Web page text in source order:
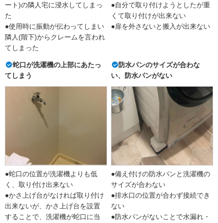
ート)の隣人宅に浸水してしまっ
た
●使用時に振動が伝わってしまい
隣人(階下)からクレームを言われ
てしまった
●自分で取り付けようとしたが重
くて取り付けが出来ない
●扉を外さないと搬入が出来ない
蛇口が洗濯機の上部にあたっ
てしまう
●蛇口の位置が洗濯機よりも低
く、取り付け出来ない
●かさ上げ台がなければ取り付け
出来ないが、かさ上げ台を設置
することで、洗濯機が蛇口に当
防水パンのサイズが合わな
い、防水パンがない
●備え付けの防水パンと洗濯機の
サイズが合わない
●排水口の位置が合わず接続でき
ない
●防水パンがないことで水漏れ・